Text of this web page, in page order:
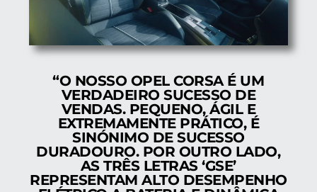
“O NOSSO OPEL CORSA É UM
VERDADEIRO SUCESSO DE
VENDAS. PEQUENO, ÁGIL E
EXTREMAMENTE PRÁTICO, É
SINÓNIMO DE SUCESSO
DURADOURO. POR OUTRO LADO,
AS TRÊS LETRAS ‘GSE’
REPRESENTAM ALTO DESEMPENHO